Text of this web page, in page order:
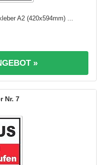
A2 (420x594mm) ...
»
7